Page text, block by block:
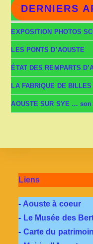
DERNIERS
EXPOSITION PHOTOS
LES PONTS D’AOUSTE
ÉTAT DES REMPARTS
LA FABRIQUE DE
AOUSTE SUR SYE …
Liens
- Aouste à coeur
- Le Musée des
- Carte du